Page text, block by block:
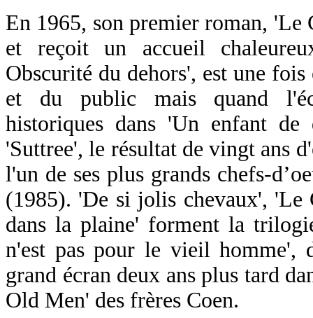
En 1965, son premier roman, 'Le
et reçoit un accueil
Obscurité du dehors', est une
et du public mais quand
historiques dans 'Un enfant
'Suttree', le résultat de vingt ans
l'un de ses plus grands chefs-
(1985). 'De si jolis chevaux', 'Le
dans la plaine' forment la
n'est pas pour le vieil homme',
grand écran deux ans plus tard
Old Men' des frères Coen.